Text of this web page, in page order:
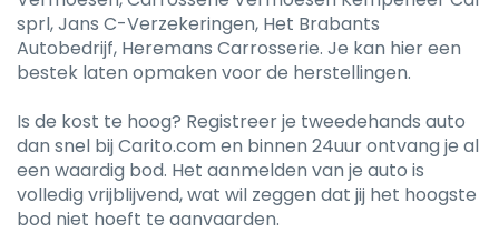
sprl, Jans C-Verzekeringen, Het Brabants
Autobedrijf, Heremans Carrosserie. Je kan hier een
bestek laten opmaken voor de herstellingen.
Is de kost te hoog? Registreer je tweedehands auto
dan snel bij Carito.com en binnen 24uur ontvang je al
een waardig bod. Het aanmelden van je auto is
volledig vrijblijvend, wat wil zeggen dat jij het hoogste
bod niet hoeft te aanvaarden.